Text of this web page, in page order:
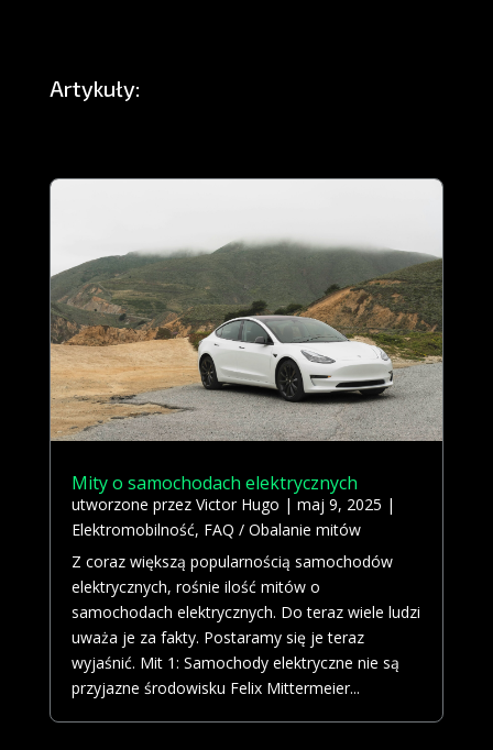
Artykuły:
Mity o samochodach elektrycznych
utworzone przez Victor Hugo | maj 9, 2025 |
Elektromobilność, FAQ / Obalanie mitów
Z coraz większą popularnością samochodów
elektrycznych, rośnie ilość mitów o
samochodach elektrycznych. Do teraz wiele ludzi
uważa je za fakty. Postaramy się je teraz
wyjaśnić. Mit 1: Samochody elektryczne nie są
przyjazne środowisku Felix Mittermeier...